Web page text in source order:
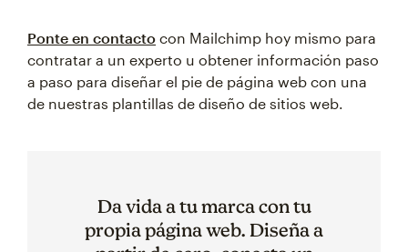
Ponte en contacto con Mailchimp hoy mismo para
contratar a un experto u obtener información paso
a paso para diseñar el pie de página web con una
de nuestras plantillas de diseño de sitios web.
Da vida a tu marca con tu
propia página web. Diseña a